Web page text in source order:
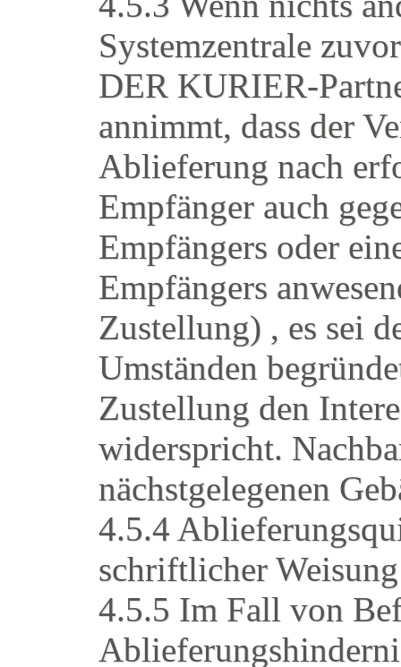
Systemzentrale
DER KURIER-
annimmt, dass der
Ablieferung nach
Empfänger auch
Empfängers oder
Empfängers
Zustellung) , es sei
Umständen
Zustellung den
widerspricht.
nächstgelegenen
4.5.4
schriftlicher
4.5.5 Im Fall von